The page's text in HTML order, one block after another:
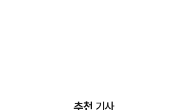
추천 기사